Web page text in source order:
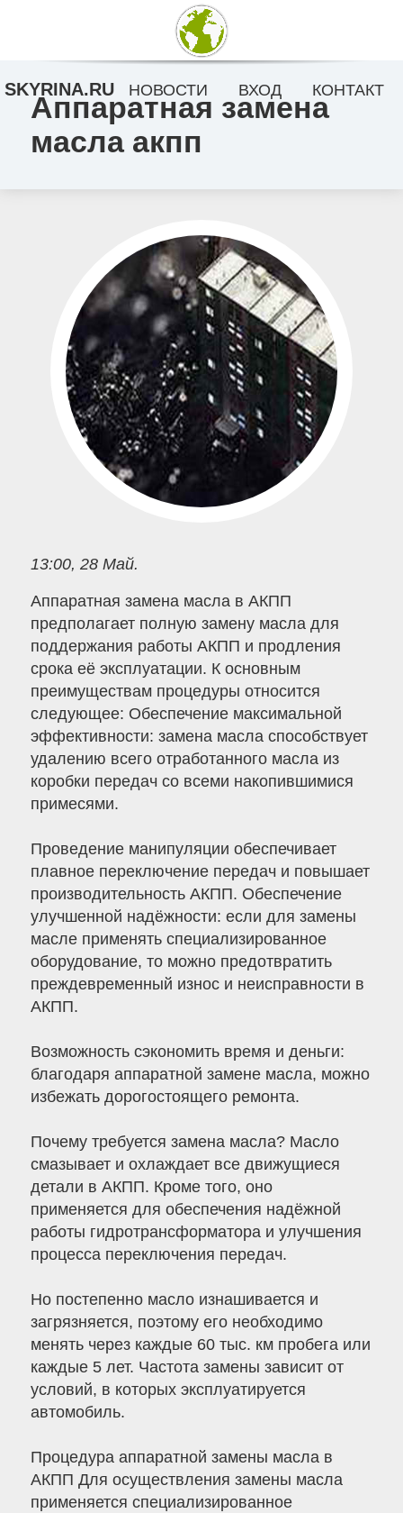
Аппаратная замена
масла акпп
13:00, 28 Май.
Аппаратная замена масла в АКПП
предполагает полную замену масла для
поддержания работы АКПП и продления
срока её эксплуатации. К основным
преимуществам процедуры относится
следующее: Обеспечение максимальной
эффективности: замена масла способствует
удалению всего отработанного масла из
коробки передач со всеми накопившимися
примесями.
Проведение манипуляции обеспечивает
плавное переключение передач и повышает
производительность АКПП. Обеспечение
улучшенной надёжности: если для замены
масле применять специализированное
оборудование, то можно предотвратить
преждевременный износ и неисправности в
АКПП.
Возможность сэкономить время и деньги:
благодаря аппаратной замене масла, можно
избежать дорогостоящего ремонта.
Почему требуется замена масла? Масло
смазывает и охлаждает все движущиеся
детали в АКПП. Кроме того, оно
применяется для обеспечения надёжной
работы гидротрансформатора и улучшения
процесса переключения передач.
Но постепенно масло изнашивается и
загрязняется, поэтому его необходимо
менять через каждые 60 тыс. км пробега или
каждые 5 лет. Частота замены зависит от
условий, в которых эксплуатируется
автомобиль.
Процедура аппаратной замены масла в
АКПП Для осуществления замены масла
применяется специализированное
SKYRINA.RU НОВОСТИ ВХОД КОНТАКТ